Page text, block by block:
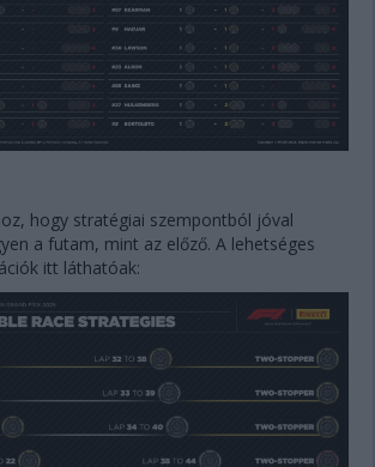
hogy stratégiai szempontból jóval
a futam, mint az előző. A lehetséges
itt láthatóak: